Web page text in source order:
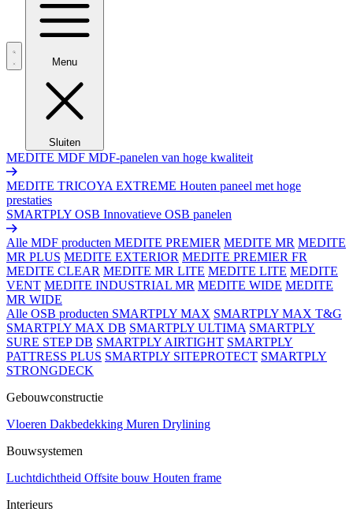
Menu
Sluiten
MEDITE MDF MDF-panelen van hoge kwaliteit
MEDITE TRICOYA EXTREME Houten paneel met hoge
prestaties
SMARTPLY OSB Innovatieve OSB panelen
Alle MDF producten MEDITE PREMIER MEDITE MR MEDITE
MR PLUS MEDITE EXTERIOR MEDITE PREMIER FR
MEDITE CLEAR MEDITE MR LITE MEDITE LITE MEDITE
VENT MEDITE INDUSTRIAL MR MEDITE WIDE MEDITE
MR WIDE
Alle OSB producten SMARTPLY MAX SMARTPLY MAX T&G
SMARTPLY MAX DB SMARTPLY ULTIMA SMARTPLY
SURE STEP DB SMARTPLY AIRTIGHT SMARTPLY
PATTRESS PLUS SMARTPLY SITEPROTECT SMARTPLY
STRONGDECK
Gebouwconstructie
Vloeren Dakbedekking Muren Drylining
Bouwsystemen
Luchtdichtheid Offsite bouw Houten frame
Interieurs